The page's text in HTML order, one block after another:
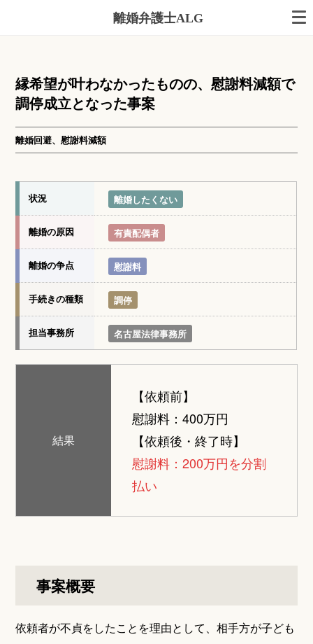
離婚弁護士ALG
縁希望が叶わなかったものの、慰謝料減額で
調停成立となった事案
離婚回避、慰謝料減額
状況 離婚したくない
離婚の原因 有責配偶者
離婚の争点 慰謝料
手続きの種類 調停
担当事務所 名古屋法律事務所
結果
【依頼前】
慰謝料：400万円
【依頼後・終了時】
慰謝料：200万円を分割
払い
事案概要
依頼者が不貞をしたことを理由として、相手方が子ども